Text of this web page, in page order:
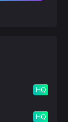
HQ
HQ